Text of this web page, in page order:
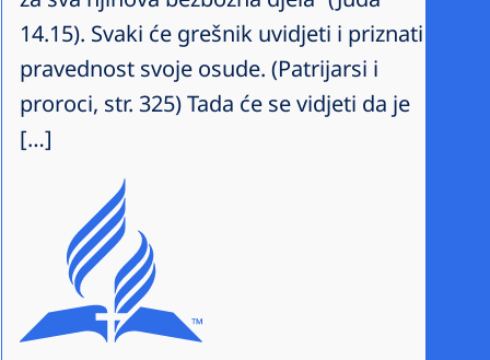
14.15). Svaki će grešnik uvidjeti i priznati
pravednost svoje osude. (Patrijarsi i
proroci, str. 325) Tada će se vidjeti da je
[…]